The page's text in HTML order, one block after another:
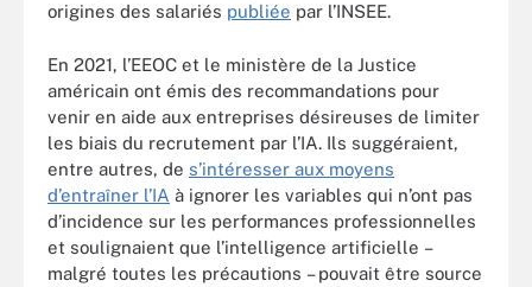
origines des salariés publiée par l’INSEE.
En 2021, l’EEOC et le ministère de la Justice
américain ont émis des recommandations pour
venir en aide aux entreprises désireuses de limiter
les biais du recrutement par l’IA. Ils suggéraient,
entre autres, de s’intéresser aux moyens
d’entraîner l’IA à ignorer les variables qui n’ont pas
d’incidence sur les performances professionnelles
et soulignaient que l’intelligence artificielle –
malgré toutes les précautions – pouvait être source